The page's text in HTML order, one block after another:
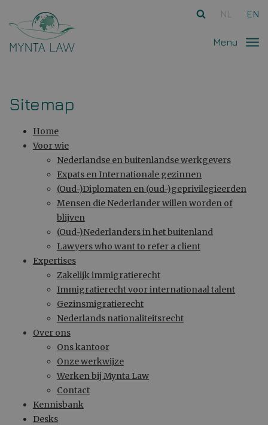
NL EN
Menu
Sitemap
Home
Voor wie
Nederlandse en buitenlandse werkgevers
Expats en Internationale gezinnen
(Oud-)Diplomaten en (oud-)geprivilegieerden
Mensen die Nederlander willen worden of
blijven
(Oud-)Nederlanders in het buitenland
Lawyers who want to refer a client
Expertises
Zakelijk immigratierecht
Immigratierecht voor internationaal talent
Gezinsmigratierecht
Nederlands nationaliteitsrecht
Over ons
Ons kantoor
Onze werkwijze
Werken bij Mynta Law
Contact
Kennisbank
Desks